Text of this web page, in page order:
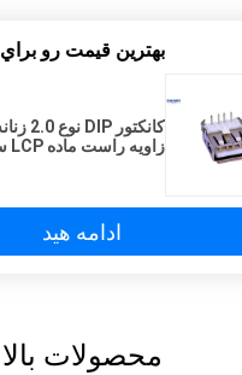
بهترين قيمت رو براي
زاویه راست ماده LCP سفید - رزین
ادامه هید
محصولات بالا